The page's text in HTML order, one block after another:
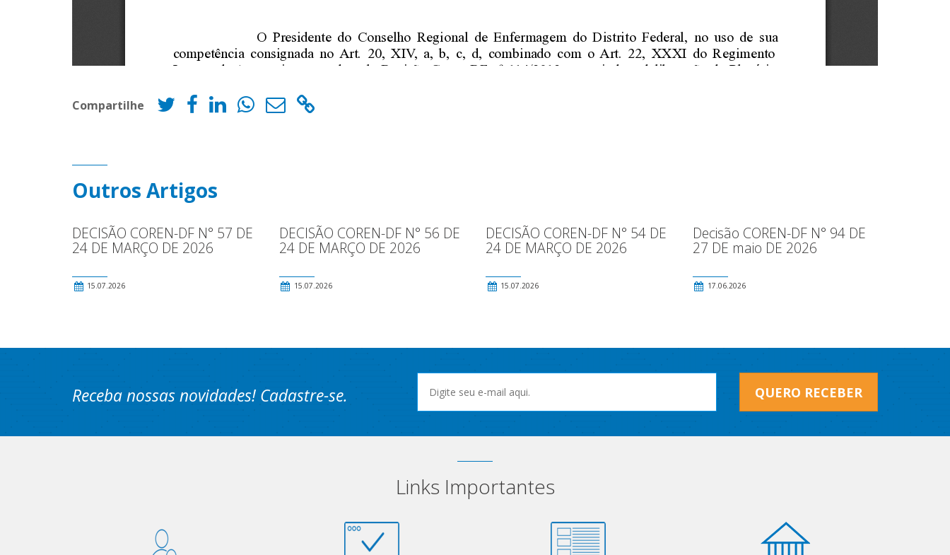
Compartilhe
Outros Artigos
DECISÃO COREN-DF N° 57 DE
24 DE MARÇO DE 2026
15.07.2026
DECISÃO COREN-DF N° 56 DE
24 DE MARÇO DE 2026
15.07.2026
DECISÃO COREN-DF N° 54 DE
24 DE MARÇO DE 2026
15.07.2026
Decisão COREN-DF N° 94 DE
27 DE maio DE 2026
17.06.2026
Receba nossas novidades! Cadastre-se. QUERO RECEBER
Links Importantes